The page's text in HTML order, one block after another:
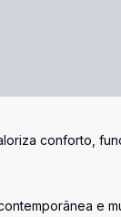
conforto,
e